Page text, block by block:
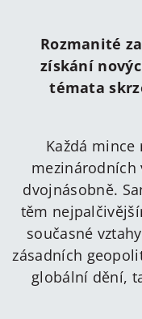
Rozmanité
získání
témata
Každá
dvojnásobně.
těm
současné
zásadních
globální dění,